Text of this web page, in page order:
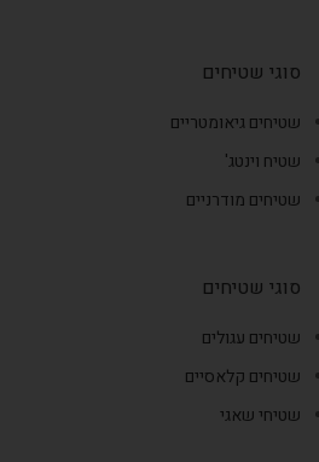
סוגי שטיחים
שטיחים גיאומטריים
שטיח וינטג'
שטיחים מודרניים
סוגי שטיחים
שטיחים עגולים
שטיחים קלאסיים
שטיחי שאגי